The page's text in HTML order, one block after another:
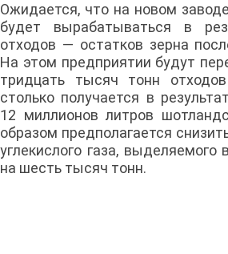
Ожидается, что на новом
будет вырабатываться в
отходов — остатков зерна
На этом предприятии будут
тридцать тысяч тонн
столько получается в
12 миллионов литров
образом предполагается
углекислого газа, выделяемого
на шесть тысяч тонн.